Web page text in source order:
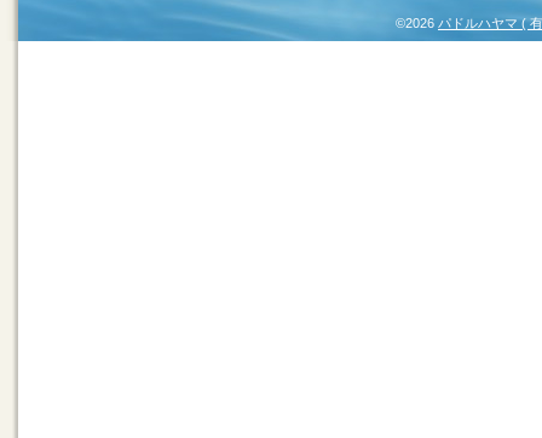
©2026 パドルハヤマ (